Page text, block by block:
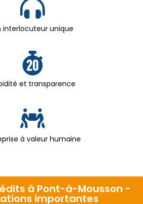
interlocuteur unique
et transparence
à valeur humaine
à Pont-à-Mousson -
importantes